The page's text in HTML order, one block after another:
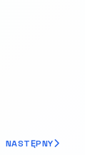
NASTĘPNY